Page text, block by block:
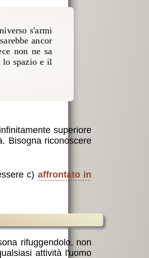
s'armi
ancor
non ne sa
lo spazio e il
superiore
Bisogna riconoscere
c) affrontato in
rifuggendolo, non
attività l'uomo